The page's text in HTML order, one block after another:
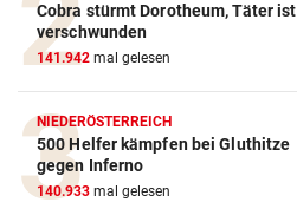
Cobra stürmt Dorotheum, Täter ist
verschwunden
141.942 mal gelesen
NIEDERÖSTERREICH
500 Helfer kämpfen bei Gluthitze
gegen Inferno
140.933 mal gelesen